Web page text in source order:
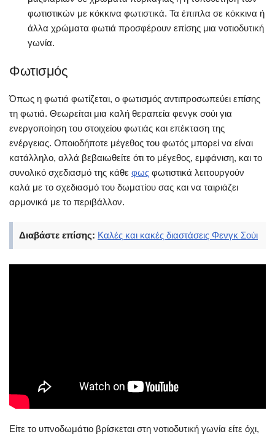
φωτιστικών με κόκκινα φωτιστικά. Τα έπιπλα σε κόκκινα ή
άλλα χρώματα φωτιά προσφέρουν επίσης μια νοτιοδυτική
γωνία.
Φωτισμός
Όπως η φωτιά φωτίζεται, ο φωτισμός αντιπροσωπεύει επίσης
τη φωτιά. Θεωρείται μια καλή θεραπεία φενγκ σούι για
ενεργοποίηση του στοιχείου φωτιάς και επέκταση της
ενέργειας. Οποιοδήποτε μέγεθος του φωτός μπορεί να είναι
κατάλληλο, αλλά βεβαιωθείτε ότι το μέγεθος, εμφάνιση, και το
συνολικό σχεδιασμό της κάθε φως φωτιστικά λειτουργούν
καλά με το σχεδιασμό του δωματίου σας και να ταιριάζει
αρμονικά με το περιβάλλον.
Διαβάστε επίσης: Καλές και κακές διαστάσεις Φενγκ Σούι
Είτε το υπνοδωμάτιο βρίσκεται στη νοτιοδυτική γωνία είτε όχι,